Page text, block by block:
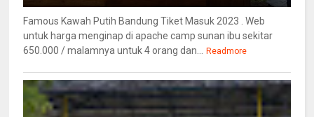
Famous Kawah Putih Bandung Tiket Masuk 2023 . Web
untuk harga menginap di apache camp sunan ibu sekitar
650.000 / malamnya untuk 4 orang dan...
Readmore